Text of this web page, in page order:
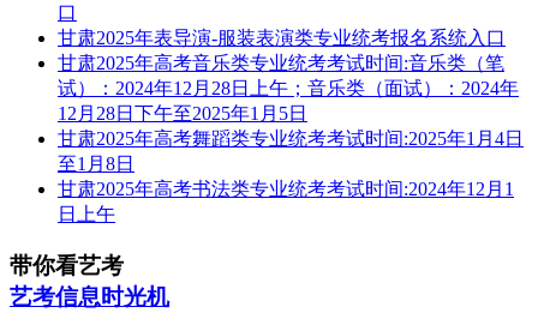
口
甘肃2025年表导演-服装表演类专业统考报名系统入口
甘肃2025年高考音乐类专业统考考试时间:音乐类（笔
试）：2024年12月28日上午；音乐类（面试）：2024年
12月28日下午至2025年1月5日
甘肃2025年高考舞蹈类专业统考考试时间:2025年1月4日
至1月8日
甘肃2025年高考书法类专业统考考试时间:2024年12月1
日上午
带你看艺考
艺考信息时光机